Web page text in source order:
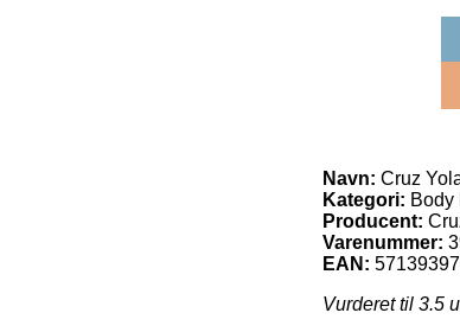
Navn: Cruz
Kategori: Body
Producent:
Varenummer:
EAN:
Vurderet til 3.5